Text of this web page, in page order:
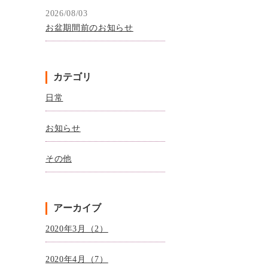
2026/08/03
お盆期間前のお知らせ
カテゴリ
日常
お知らせ
その他
アーカイブ
2020年3月（2）
2020年4月（7）